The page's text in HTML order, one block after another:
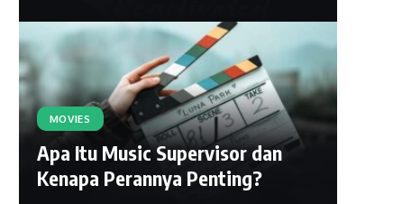
MOVIES
Apa Itu Music Supervisor dan
Kenapa Perannya Penting?